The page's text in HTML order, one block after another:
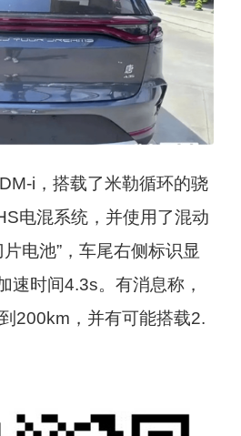
i，搭载了米勒循环的骁
电混系统，并使用了混动
电池”，车尾右侧标识显
速时间4.3s。有消息称，
200km，并有可能搭载2.